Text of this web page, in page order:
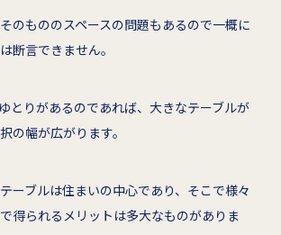
のもののスペースの問題もあるので一概に
断言できません。
とりがあるのであれば、大きなテーブルが
の幅が広がります。
ーブルは住まいの中心であり、そこで様々
得られるメリットは多大なものがありま